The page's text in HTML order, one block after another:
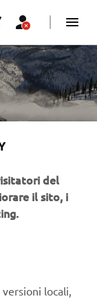
e corsi che
per
il sito, i